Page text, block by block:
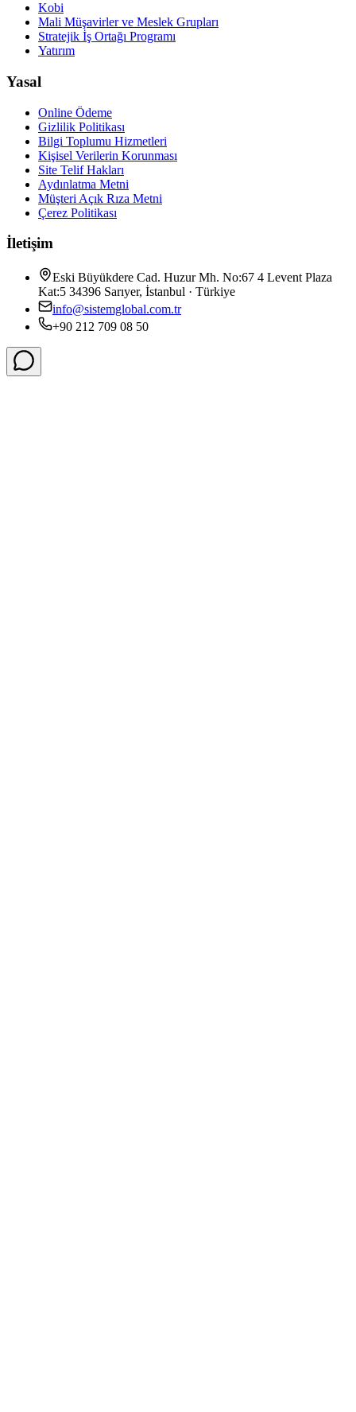
Kobi
Mali Müşavirler ve Meslek Grupları
Stratejik İş Ortağı Programı
Yatırım
Yasal
Online Ödeme
Gizlilik Politikası
Bilgi Toplumu Hizmetleri
Kişisel Verilerin Korunması
Site Telif Hakları
Aydınlatma Metni
Müşteri Açık Rıza Metni
Çerez Politikası
İletişim
Eski Büyükdere Cad. Huzur Mh. No:67 4 Levent Plaza
Kat:5 34396 Sarıyer, İstanbul · Türkiye
info@sistemglobal.com.tr
+90 212 709 08 50